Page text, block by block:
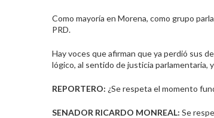
Como mayoría en Morena, como grupo
PRD.
Hay voces que afirman que ya perdió sus
lógico, al sentido de justicia parlamentaria,
REPORTERO: ¿Se respeta el momento
SENADOR RICARDO MONREAL: Se